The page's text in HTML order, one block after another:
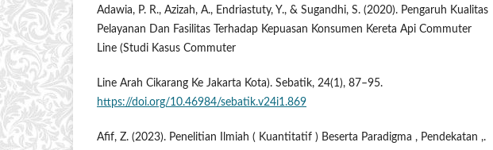
Adawia, P. R., Azizah, A., Endriastuty, Y., & Sugandhi, S. (2020). Pengaruh Kualitas
Pelayanan Dan Fasilitas Terhadap Kepuasan Konsumen Kereta Api Commuter
Line (Studi Kasus Commuter
Line Arah Cikarang Ke Jakarta Kota). Sebatik, 24(1), 87–95.
https://doi.org/10.46984/sebatik.v24i1.869
Afif, Z. (2023). Penelitian Ilmiah ( Kuantitatif ) Beserta Paradigma , Pendekatan ,.